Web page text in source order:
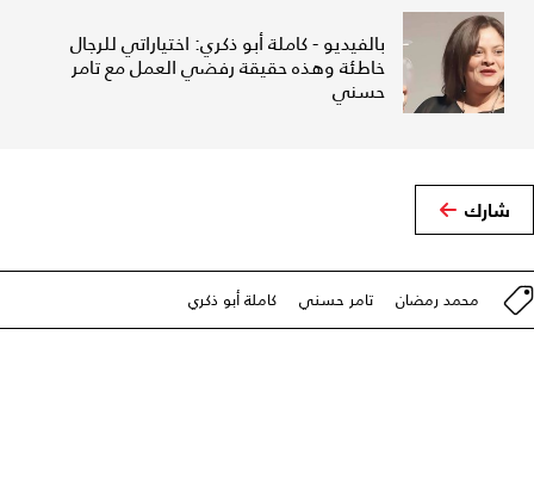
بالفيديو - كاملة أبو ذكري: اختياراتي للرجال
خاطئة وهذه حقيقة رفضي العمل مع تامر
حسني
شارك
محمد رمضان تامر حسني كاملة أبو ذكري